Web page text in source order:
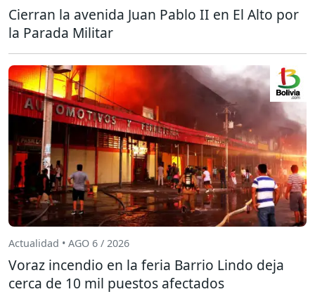
Cierran la avenida Juan Pablo II en El Alto por
la Parada Militar
Actualidad • AGO 6 / 2026
Voraz incendio en la feria Barrio Lindo deja
cerca de 10 mil puestos afectados